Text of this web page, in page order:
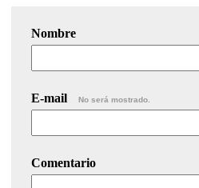
Nombre
E-mail No será mostrado.
Comentario